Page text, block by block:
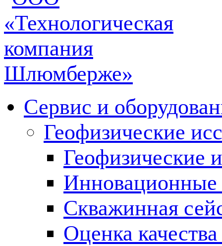
Сервис и
Геофизические
Геофизические
Инновационные
Скважинная
Оценка